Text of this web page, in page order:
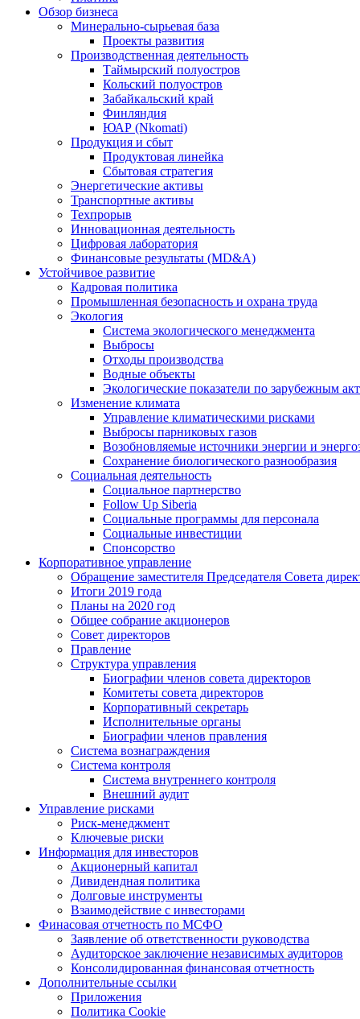
Обзор бизнеса
Минерально-сырьевая база
Проекты развития
Производственная деятельность
Таймырский полуостров
Кольский полуостров
Забайкальский край
Финляндия
ЮАР (Nkomati)
Продукция и сбыт
Продуктовая линейка
Сбытовая стратегия
Энергетические активы
Транспортные активы
Техпрорыв
Инновационная деятельность
Цифровая лаборатория
Финансовые результаты (MD&A)
Устойчивое развитие
Кадровая политика
Промышленная безопасность и охрана труда
Экология
Система экологического менеджмента
Выбросы
Отходы производства
Водные объекты
Экологические показатели по зарубежным
Изменение климата
Управление климатическими рисками
Выбросы парниковых газов
Возобновляемые источники энергии и
Сохранение биологического разнообразия
Социальная деятельность
Социальное партнерство
Follow Up Siberia
Социальные программы для персонала
Социальные инвестиции
Спонсорство
Корпоративное управление
Обращение заместителя Председателя Совета
Итоги 2019 года
Планы на 2020 год
Общее собрание акционеров
Совет директоров
Правление
Структура управления
Биографии членов совета директоров
Комитеты совета директоров
Корпоративный секретарь
Исполнительные органы
Биографии членов правления
Система вознаграждения
Система контроля
Система внутреннего контроля
Внешний аудит
Управление рисками
Риск-менеджмент
Ключевые риски
Информация для инвесторов
Акционерный капитал
Дивидендная политика
Долговые инструменты
Взаимодействие с инвеcторами
Финасовая отчетность по МСФО
Заявление об ответственности руководства
Аудиторское заключение независимых аудиторов
Консолидированная финансовая отчетность
Дополнительные ссылки
Приложения
Политика Cookie